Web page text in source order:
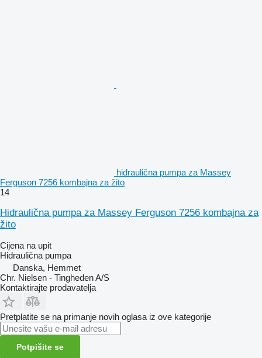
hidraulična pumpa za Massey
Ferguson 7256 kombajna za žito
14
Hidraulična pumpa za Massey Ferguson 7256 kombajna za
žito
Cijena na upit
Hidraulična pumpa
Danska, Hemmet
Chr. Nielsen - Tingheden A/S
Kontaktirajte prodavatelja
Pretplatite se na primanje novih oglasa iz ove kategorije
Potpišite se